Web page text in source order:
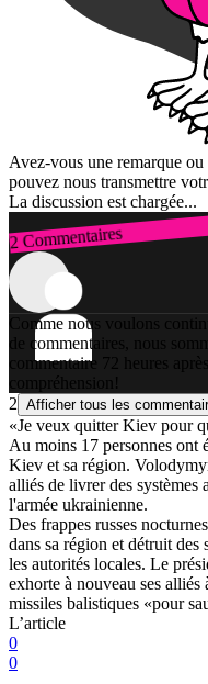
Avez-vous une remarque
pouvez nous transmettre
La discussion est chargée...
2 Commentaires
Connexion
Comme nous voulons
de commentaires, nous
commentaire 72 heures
compréhension!
2 Afficher tous les
«Je veux quitter Kiev pour
Au moins 17 personnes ont
Kiev et sa région.
alliés de livrer des systèmes
l'armée ukrainienne.
Des frappes russes
dans sa région et détruit des
les autorités locales. Le
exhorte à nouveau ses
missiles balistiques «pour
L’article
0
0